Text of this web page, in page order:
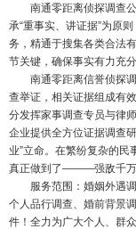
南通零距离侦探调查
承“重事实、讲证据”为原
务，精通于搜集各类合法
节关键，确保事实有力充
南通零距离信誉侦探
查举证，相关证据组成有
分发挥家事调查专员与律
企业提供全方位证据调查
业”立命。在繁纷复杂的民
真正做到了———强敌千万
服务范围：婚姻外遇
个人品行调查、婚前背景
件！全力为广大个人、群